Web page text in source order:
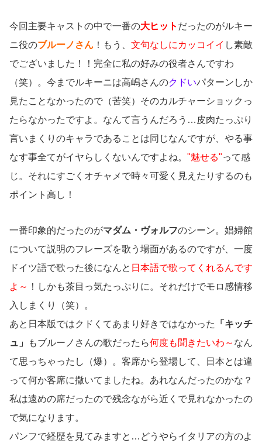
今回主要キャストの中で一番の大ヒット だったのがルキー
ニ役のブルーノさん ！もう、 文句なしにカッコイイ し素敵
でございました！！完全に私の好みの役者さんですわ
（笑）。今までルキーニは高嶋さんのクドいパターンしか
見たことなかったので（苦笑）そのカルチャーショックっ
たらなかったですよ。なんて言うんだろう…皮肉たっぷり
言いまくりのキャラであることは同じなんですが、やる事
なす事全てがイヤらしくないんですよね。 "魅せる"って感
じ。それにすごくオチャメで時々可愛く見えたりするのも
ポイント高し！
一番印象的だったのがマダム・ヴォルフのシーン。娼婦館
について説明のフレーズを歌う場面があるのですが、一度
ドイツ語で歌った後になんと 日本語で歌ってくれるんです
よ～ ！しかも茶目っ気たっぷりに。それだけでモロ感情移
入しまくり（笑）。
あと日本版ではクドくてあまり好きではなかった
「キッチ
ュ」
もブルーノさんの歌だったら何度も聞きたいわ～ なん
て思っちゃったし（爆）。客席から登場して、日本とは違
って何か客席に撒いてましたね。あれなんだったのかな？
私は遠めの席だったので残念ながら近くで見れなかったの
で気になります。
パンフで経歴を見てみますと…どうやらイタリアの方のよ